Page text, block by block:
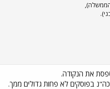
הממשלה),
את הנקודה.
בפוסקים לא פחות גדולים ממך.